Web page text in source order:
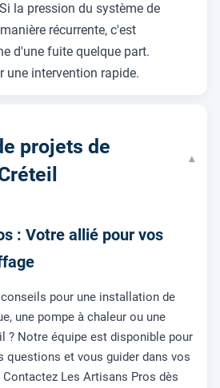
Si la pression du système de
récurrente, c'est
d'une fuite quelque part.
une intervention rapide.
projets de
▾
: Votre allié pour vos
pour une installation de
une pompe à chaleur ou une
? Notre équipe est disponible pour
questions et vous guider dans vos
Les Artisans Pros dès